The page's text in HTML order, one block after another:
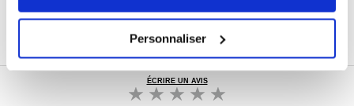
Personnaliser
ÉCRIRE UN AVIS